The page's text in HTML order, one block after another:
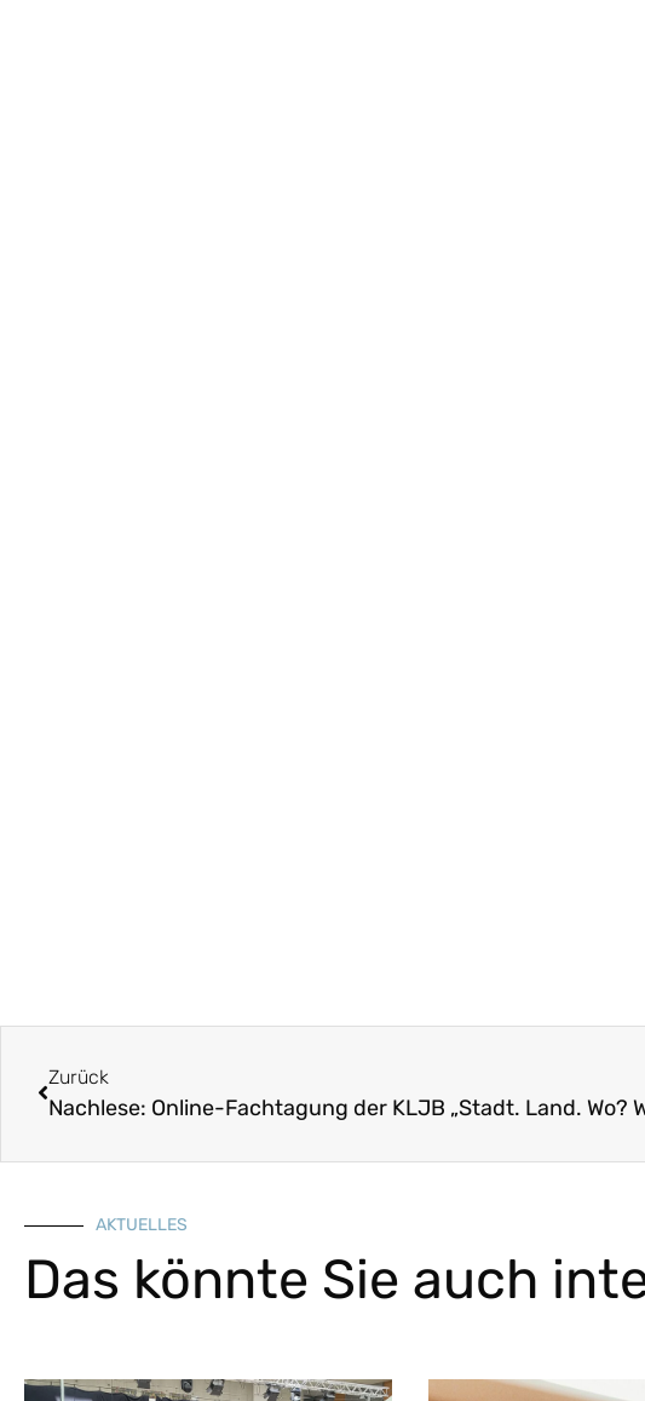
Zurück
AKTUELLES
Das könnte Sie auch